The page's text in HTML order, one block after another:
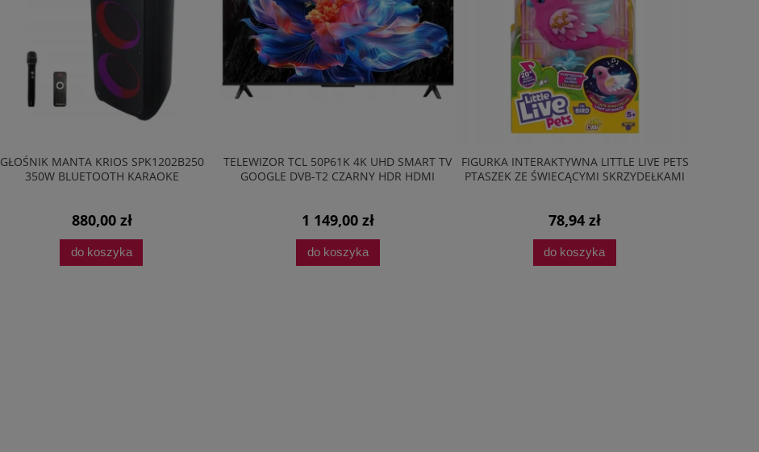
GŁOŚNIK MANTA KRIOS SPK1202B250
350W BLUETOOTH KARAOKE
880,00 zł
do koszyka
TELEWIZOR TCL 50P61K 4K UHD SMART TV
GOOGLE DVB-T2 CZARNY HDR HDMI
1 149,00 zł
do koszyka
FIGURKA INTERAKTYWNA LITTLE LIVE PETS
PTASZEK ZE ŚWIECĄCYMI SKRZYDEŁKAMI
78,94 zł
do koszyka